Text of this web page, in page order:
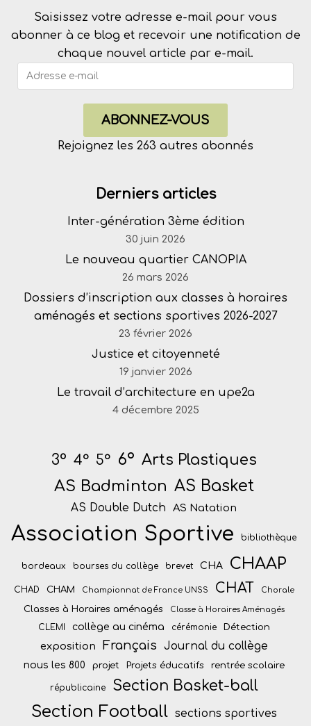
Saisissez votre adresse e-mail pour vous
abonner à ce blog et recevoir une notification de
chaque nouvel article par e-mail.
ABONNEZ-VOUS
Rejoignez les 263 autres abonnés
Derniers articles
Inter-génération 3ème édition
30 juin 2026
Le nouveau quartier CANOPIA
26 mars 2026
Dossiers d’inscription aux classes à horaires
aménagés et sections sportives 2026-2027
23 février 2026
Justice et citoyenneté
19 janvier 2026
Le travail d’architecture en upe2a
4 décembre 2025
3° 4° 5° 6° Arts Plastiques
AS Badminton AS Basket
AS Double Dutch AS Natation
Association Sportive bibliothèque
bordeaux bourses du collège brevet CHA CHAAP
CHAD CHAM Championnat de France UNSS CHAT Chorale
Classes à Horaires aménagés Classe à Horaires Aménagés
CLEMI collège au cinéma cérémonie Détection
exposition Français Journal du collège
nous les 800 projet Projets éducatifs rentrée scolaire
républicaine Section Basket-ball
Section Football sections sportives